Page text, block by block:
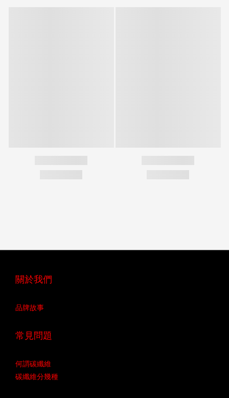
關於我們
品牌故事
常見問題
何謂碳纖維
碳纖維分幾種